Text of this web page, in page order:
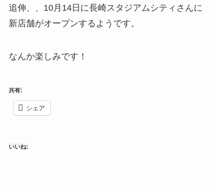
追伸、、10月14日に長崎スタジアムシティさんに
新店舗がオープンするようです。
なんか楽しみです！
共有:
シェア
いいね: